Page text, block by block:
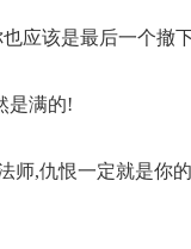
应该是最后一个撤
是满的!
师,仇恨一定就是你